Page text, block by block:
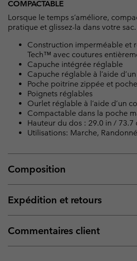
COMPACTABLE
Lorsque le temps s’améliore,
pratique et glissez-la dans votre sac.
Construction imperméable et
Tech™ avec coutures
Capuche intégrée réglable
Capuche réglable à l’aide
Poche poitrine zippée et
Poignets réglables
Ourlet réglable à l’aide d’un
Compactable dans la poche
Hauteur du dos : 29.0 in / 73.7
Utilisations: Marche,
Composition
Expédition et retours
Commentaires client